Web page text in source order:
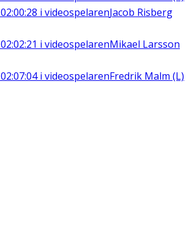
02:00:28 i videospelarenJacob Risberg
02:02:21 i videospelarenMikael Larsson
02:07:04i videospelarenFredrik Malm (L)